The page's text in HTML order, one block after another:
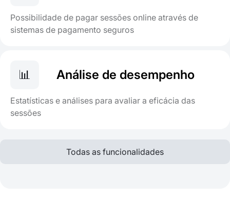
Possibilidade de pagar sessões online através de
sistemas de pagamento seguros
📊 Análise de desempenho
Estatísticas e análises para avaliar a eficácia das
sessões
Todas as funcionalidades